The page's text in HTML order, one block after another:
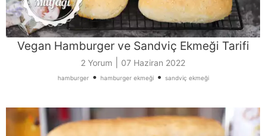
Vegan Hamburger ve Sandviç Ekmeği Tarifi
2 Yorum 07 Haziran 2022
hamburger• hamburger ekmeği• sandviç ekmeği